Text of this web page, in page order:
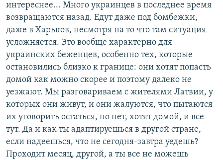
интереснее... Много украинцев в последнее время
возвращаются назад. Едут даже под бомбежки,
даже в Харьков, несмотря на то что там ситуация
усложняется. Это вообще характерно для
украинских беженцев, особенно тех, которые
остановились близко к границе: они хотят попасть
домой как можно скорее и поэтому далеко не
уезжают. Мы разговариваем с жителями Латвии, у
которых они живут, и они жалуются, что пытаются
их уговорить остаться, но нет, хотят домой, и все
тут. Да и как ты адаптируешься в другой стране,
если надеешься, что не сегодня-завтра уедешь?
Проходит месяц, другой, а ты все не можешь